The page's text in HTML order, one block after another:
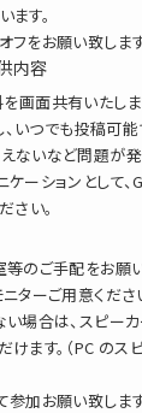
す。
をお願い致します
内容
面共有いたしま
いつでも投稿可能
ないなど問題が発
ケーションとして
さい。
のご手配をお願い
ターご用意くださ
場合は、スピー
けます。（PC の
参加お願い致しま